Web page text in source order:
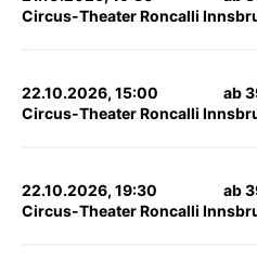
Circus-Theater Roncalli
22.10.2026, 15:00
Circus-Theater Roncalli
ab
22.10.2026, 19:30
Circus-Theater Roncalli
ab